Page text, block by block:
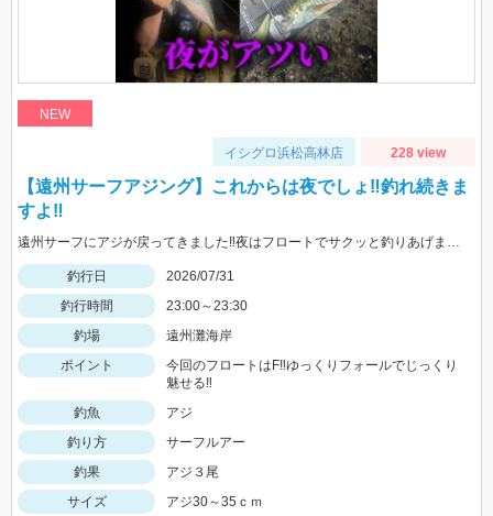
NEW
イシグロ浜松高林店 228 view
【遠州サーフアジング】これからは夜でしょ‼釣れ続きま
すよ‼
遠州サーフにアジが戻ってきました‼夜はフロートでサクッと釣りあげましょう‼
釣行日
2026/07/31
釣行時間
23:00～23:30
釣場
遠州灘海岸
ポイント
今回のフロートはF‼ゆっくりフォールでじっくり
魅せる‼
釣魚
アジ
釣り方
サーフルアー
釣果
アジ３尾
サイズ
アジ30～35ｃｍ